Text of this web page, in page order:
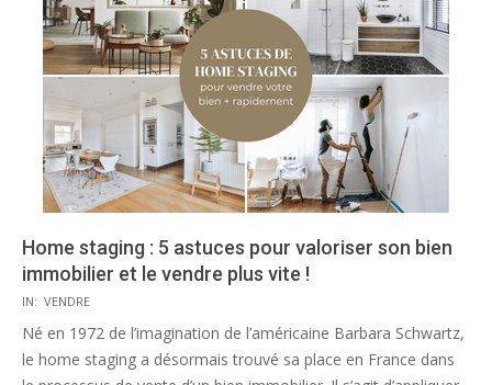
Home staging : 5 astuces pour valoriser son bien
immobilier et le vendre plus vite !
2022-
12-
01
IN: VENDRE
Né en 1972 de l’imagination de l’américaine Barbara Schwartz,
le home staging a désormais trouvé sa place en France dans